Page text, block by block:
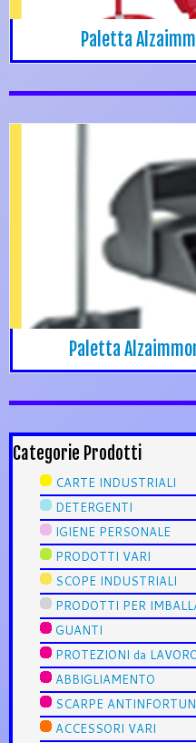
Paletta
Paletta
Categorie Prodotti
CARTE INDUSTRIALI
DETERGENTI
IGIENE PERSONALE
PRODOTTI VARI
SCOPE INDUSTRIALI
PRODOTTI PER
GUANTI
PROTEZIONI da
ABBIGLIAMENTO
SCARPE
ACCESSORI VARI